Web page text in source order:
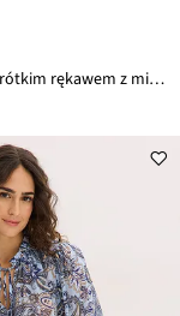
Bluzka z krótkim rękawem z mieszanki wiskozy